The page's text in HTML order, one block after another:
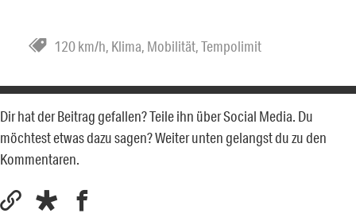
120 km/h, Klima, Mobilität,Tempolimit
Dir hat der Beitrag gefallen? Teile ihn über Social Media. Du
möchtest etwas dazu sagen? Weiter unten gelangst du zu den
Kommentaren.